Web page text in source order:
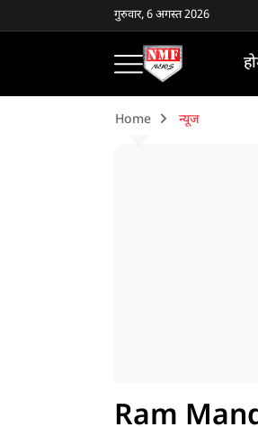
गुरुवार, 6 अगस्त 2026
Home न्यूज
Ram